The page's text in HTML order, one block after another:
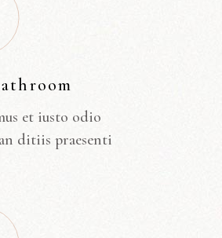
et iusto odio
ditiis praesenti